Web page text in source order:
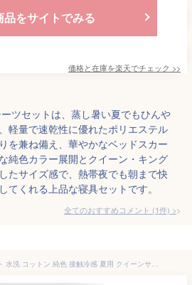
品をサイトでみる
価格と在庫を楽天でチェック >>
ツセットは、蒸し暑い夏でもひんや
軽量で速乾性に優れたポリエステル
を兼ね備え、華やかなベッドスカー
純色カラー展開とクイーン・キング
たサイズ感で、熱帯夜でも朝まで快
てくれる上品な寝具セットです。
全てのおすすめコメント (1件) >
ベッドルーム 寝具セット 水洗 コットン 純色 接触冷感 夏用 クイーンサイズ ダブル シングル 軽量 吸湿速乾 高級感 爽やか 寝室用 学生寮向け クッションカバー シーツ 枕カバー 夏用毛布カバー 涼感素材 日常使い 快適 ベッドシーツ 寝具カバー